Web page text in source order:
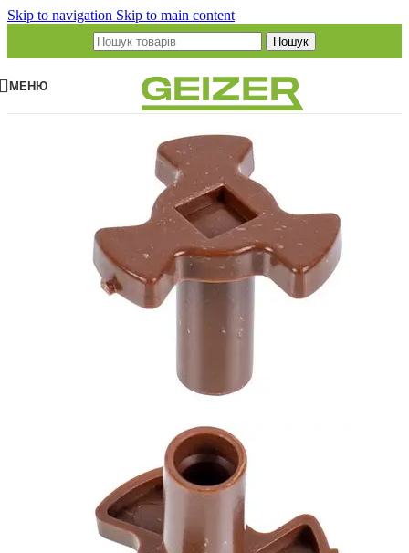
Skip to navigation Skip to main content
Пошук
МЕНЮ